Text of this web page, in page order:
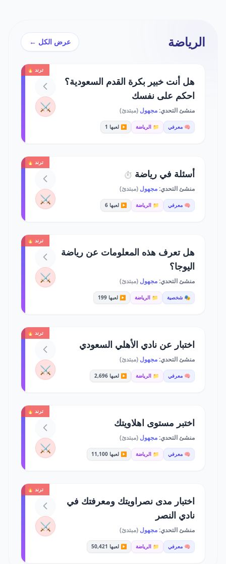
الرياضة عرض الكل ←
ترند 🔥
هل أنت خبير بكرة القدم السعودية؟
احكم على نفسك
منشئ التحدي:مجهول (مبتدئ)
🧠 معرفي 📁 الرياضة ▶️ لعبها 1
⚔️
ترند 🔥
أسئلة في رياضة ⏱️
منشئ التحدي:مجهول (مبتدئ)
🧠 معرفي 📁 الرياضة ▶️ لعبها 6 ⚔️
ترند 🔥
هل تعرف هذه المعلومات عن رياضة
اليوجا؟
منشئ التحدي:مجهول (مبتدئ)
🎭 شخصية 📁 الرياضة ▶️ لعبها 199
⚔️
ترند 🔥
اختبار عن نادي الأهلي السعودي
منشئ التحدي:مجهول (مبتدئ)
🧠 معرفي 📁 الرياضة ▶️ لعبها 2,696 ⚔️
ترند 🔥
اختبر مستوى اهلاويتك
منشئ التحدي:مجهول (مبتدئ)
🧠 معرفي 📁 الرياضة ▶️ لعبها 11,100 ⚔️
ترند 🔥
اختبار مدى نصراويتك ومعرفتك في
نادي النصر
منشئ التحدي:مجهول (مبتدئ)
🧠 معرفي 📁 الرياضة ▶️ لعبها 50,421
⚔️